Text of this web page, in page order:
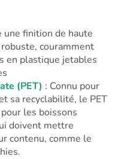
une finition de haute
couramment
en plastique jetables
(PET) : Connu pour
sa recyclabilité, le PET
les boissons
doivent mettre
contenu, comme le